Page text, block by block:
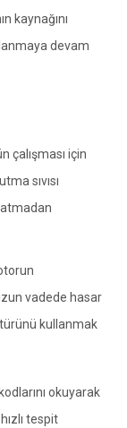
kaynağını
devam
çalışması için
sıvısı
vadede hasar
kullanmak
okuyarak
tespit